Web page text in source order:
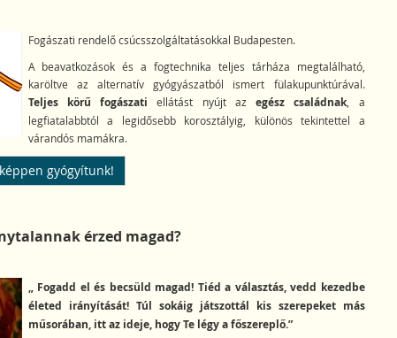
Fogászati rendelő csúcsszolgáltatásokkal Budapesten.
A beavatkozások és a fogtechnika teljes tárháza megtalálható,
karöltve az alternatív gyógyászatból ismert fülakupunktúrával.
Teljes körű fogászati ellátást nyújt az egész családnak , a
legfiatalabbtól a legidősebb korosztályig, különös tekintettel a
várandós mamákra.
gyógyítunk!
érzed magad?
„ Fogadd el és becsüld magad! Tiéd a választás, vedd kezedbe
életed irányítását! Túl sokáig játszottál kis szerepeket más
műsorában, itt az ideje, hogy Te légy a főszereplő.”